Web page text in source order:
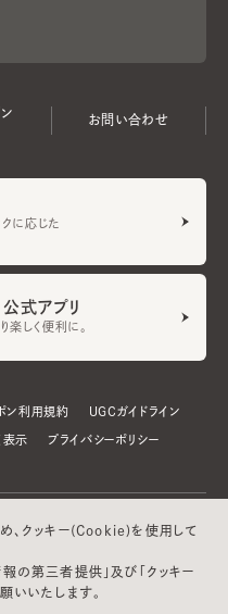
お問い合わせ
に応じた
式アプリ
楽しく便利に。
ン利用規約 UGCガイドライン
表示 プライバシーポリシー
、クッキー(Cookie)を使用して
の第三者提供」及び「クッキー
いいたします。